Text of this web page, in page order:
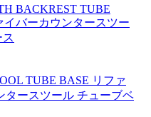
BACKREST TUBE
バーカウンタースツー